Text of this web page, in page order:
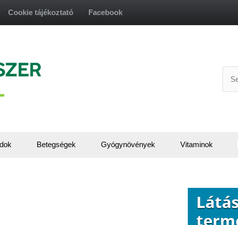
Cookie tájékoztató Facebook
for:
Betegségek Gyógynövények Vitaminok